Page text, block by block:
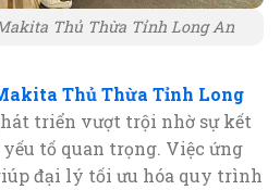
Thủ Thừa Tỉnh Long An
Thủ Thừa Tỉnh Long
triển vượt trội nhờ sự kết
tố quan trọng. Việc ứng
đại lý tối ưu hóa quy trình